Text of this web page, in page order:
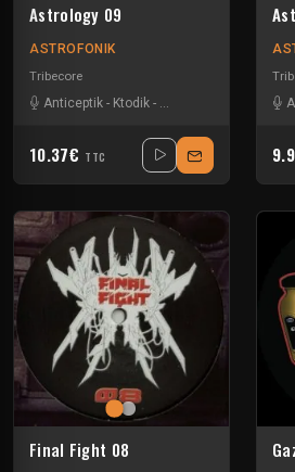
Astrology 09
ASTROFONIK
Tribecore
Anticeptik - Ktodik - Myrdhin Remx
10.37€ TTC
Final Fight 08